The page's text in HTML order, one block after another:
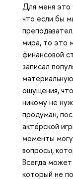
Для меня это
что если бы
мира, то это
финансовой
записал
ощущения,
никому не
продуман,
актёрской
моменты
вопросы,
Всегда может
который не